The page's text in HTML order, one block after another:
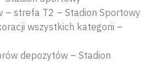
– strefa T2 – Stadion Sportowy
wszystkich kategorii –
depozytów – Stadion